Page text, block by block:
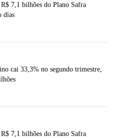
7,1 bilhões do Plano Safra
dias
cai 33,3% no segundo trimestre,
7,1 bilhões do Plano Safra